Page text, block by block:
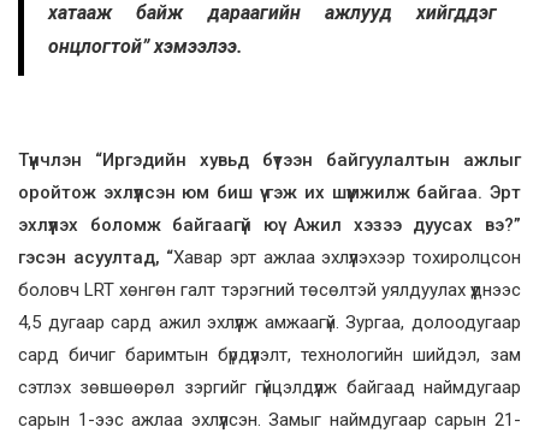
хатааж байж дараагийн ажлууд хийгддэг
онцлогтой” хэмээлээ.
Түүнчлэн “Иргэдийн хувьд бүтээн байгуулалтын ажлыг
оройтож эхлүүлсэн юм биш үү гэж их шүүмжилж байгаа. Эрт
эхлүүлэх боломж байгаагүй юү. Ажил хэзээ дуусах вэ?”
гэсэн асуултад, “Хавар эрт ажлаа эхлүүлэхээр тохиролцсон
боловч LRT хөнгөн галт тэрэгний төсөлтэй уялдуулах үүднээс
4,5 дугаар сард ажил эхлүүлж амжаагүй. Зургаа, долоодугаар
сард бичиг баримтын бүрдүүлэлт, технологийн шийдэл, зам
сэтлэх зөвшөөрөл зэргийг гүйцэлдүүлж байгаад наймдугаар
сарын 1-ээс ажлаа эхлүүлсэн. Замыг наймдугаар сарын 21-